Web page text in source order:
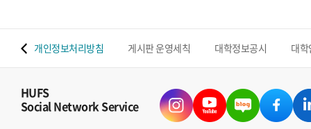
개인정보처리방침 게시판 운영세칙 대학정보공시 대
HUFS
Social Network Service